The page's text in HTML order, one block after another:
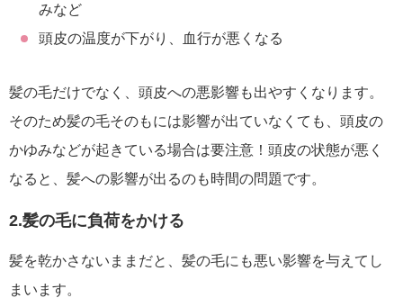
みなど
頭皮の温度が下がり、血行が悪くなる
髪の毛だけでなく、頭皮への悪影響も出やすくなります。
そのため髪の毛そのもには影響が出ていなくても、頭皮の
かゆみなどが起きている場合は要注意！頭皮の状態が悪く
なると、髪への影響が出るのも時間の問題です。
2.髪の毛に負荷をかける
髪を乾かさないままだと、髪の毛にも悪い影響を与えてし
まいます。